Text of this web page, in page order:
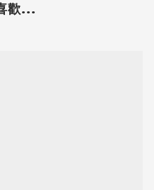
歡...